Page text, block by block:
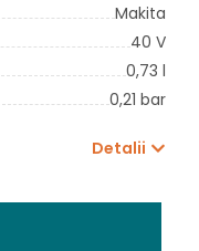
Makita
40 V
0,73 l
0,21 bar
Detalii